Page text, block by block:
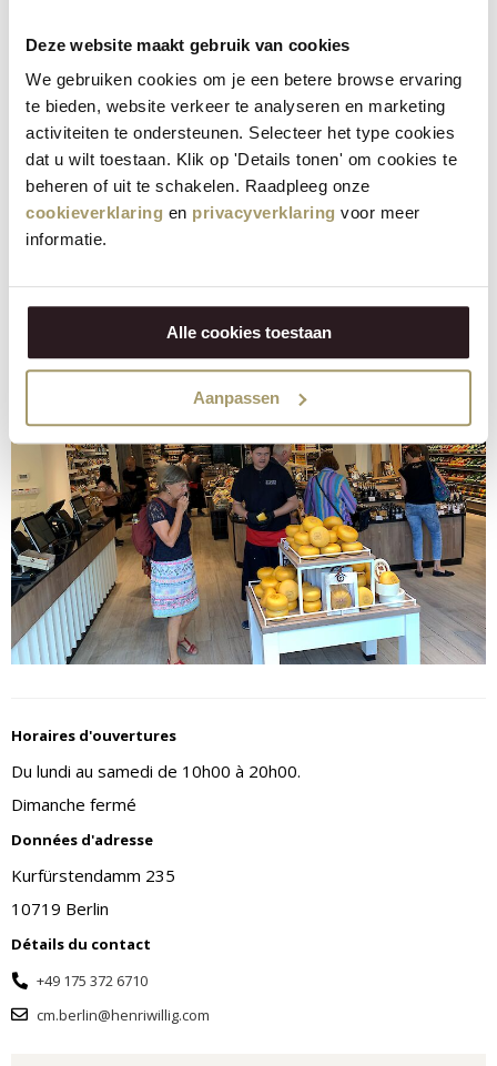
Deze website maakt gebruik van cookies
We gebruiken cookies om je een betere browse ervaring
te bieden, website verkeer te analyseren en marketing
activiteiten te ondersteunen. Selecteer het type cookies
dat u wilt toestaan. Klik op 'Details tonen' om cookies te
beheren of uit te schakelen. Raadpleeg onze
cookieverklaring en privacyverklaring voor meer
informatie.
Alle cookies toestaan
Aanpassen
Horaires d'ouvertures
Du lundi au samedi de 10h00 à 20h00.
Dimanche fermé
Données d'adresse
Kurfürstendamm 235
10719 Berlin
Détails du contact
+49 175 372 6710
cm.berlin@henriwillig.com